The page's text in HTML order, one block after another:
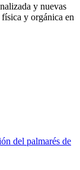
y nuevas
y orgánica en